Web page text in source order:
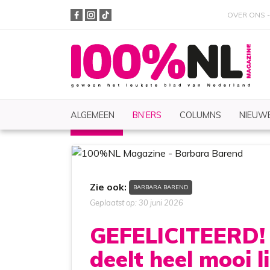
OVER ONS
ALGEMEEN BN’ERS COLUMNS
Zoeken
Zie ook: BARBARA BAREND
Geplaatst op: 30 juni 2026
deelt heel mooi